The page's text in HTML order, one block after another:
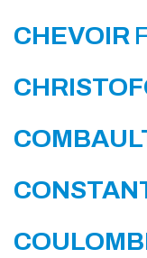
CHEVOIR